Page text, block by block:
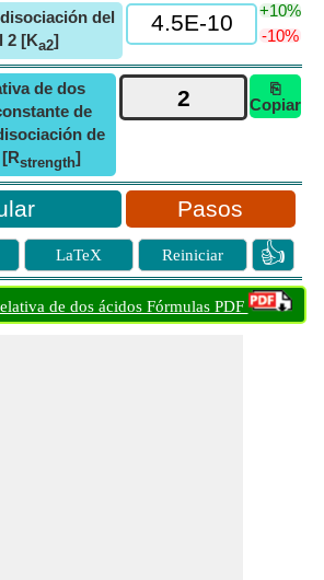
del
2 [Ka2]
+10%
-10%
de dos
de
de
strength]
⎘
Copiar
Pasos
LaTeX Reiniciar 👍
de dos ácidos Fórmulas PDF